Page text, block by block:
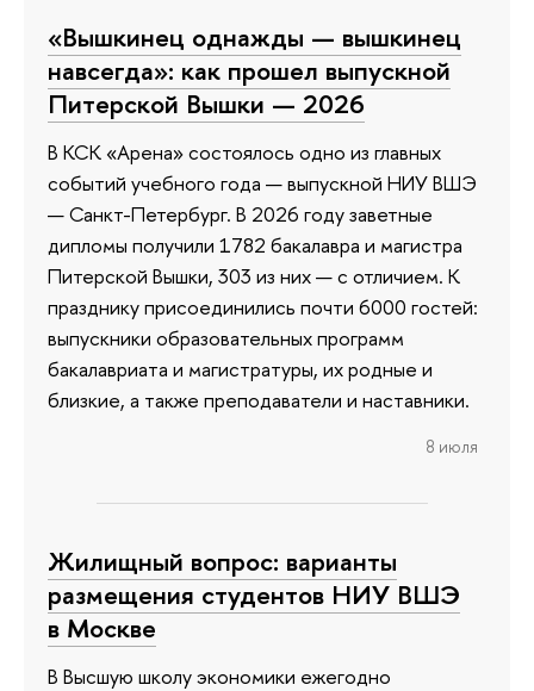
«Вышкинец однажды — вышкинец
навсегда»: как прошел выпускной
Питерской Вышки — 2026
В КСК «Арена» состоялось одно из главных
событий учебного года — выпускной НИУ ВШЭ
— Санкт-Петербург. В 2026 году заветные
дипломы получили 1782 бакалавра и магистра
Питерской Вышки, 303 из них — с отличием. К
празднику присоединились почти 6000 гостей:
выпускники образовательных программ
бакалавриата и магистратуры, их родные и
близкие, а также преподаватели и наставники.
8 июля
Жилищный вопрос: варианты
размещения студентов НИУ ВШЭ
в Москве
В Высшую школу экономики ежегодно